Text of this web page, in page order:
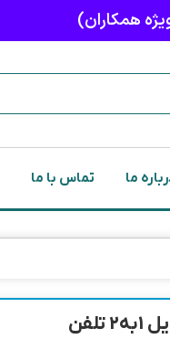
همکاران)
ما تماس با ما
تلفن